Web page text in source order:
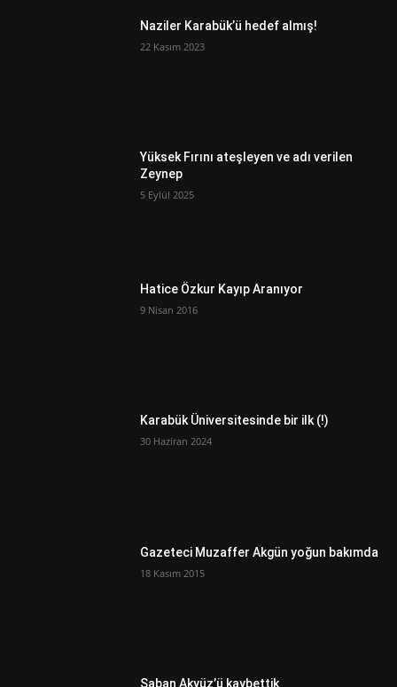
Naziler Karabük’ü hedef almış!
22 Kasım 2023
Yüksek Fırını ateşleyen ve adı verilen
Zeynep
5 Eylül 2025
Hatice Özkur Kayıp Aranıyor
9 Nisan 2016
Karabük Üniversitesinde bir ilk (!)
30 Haziran 2024
Gazeteci Muzaffer Akgün yoğun bakımda
18 Kasım 2015
Şaban Akyüz’ü kaybettik